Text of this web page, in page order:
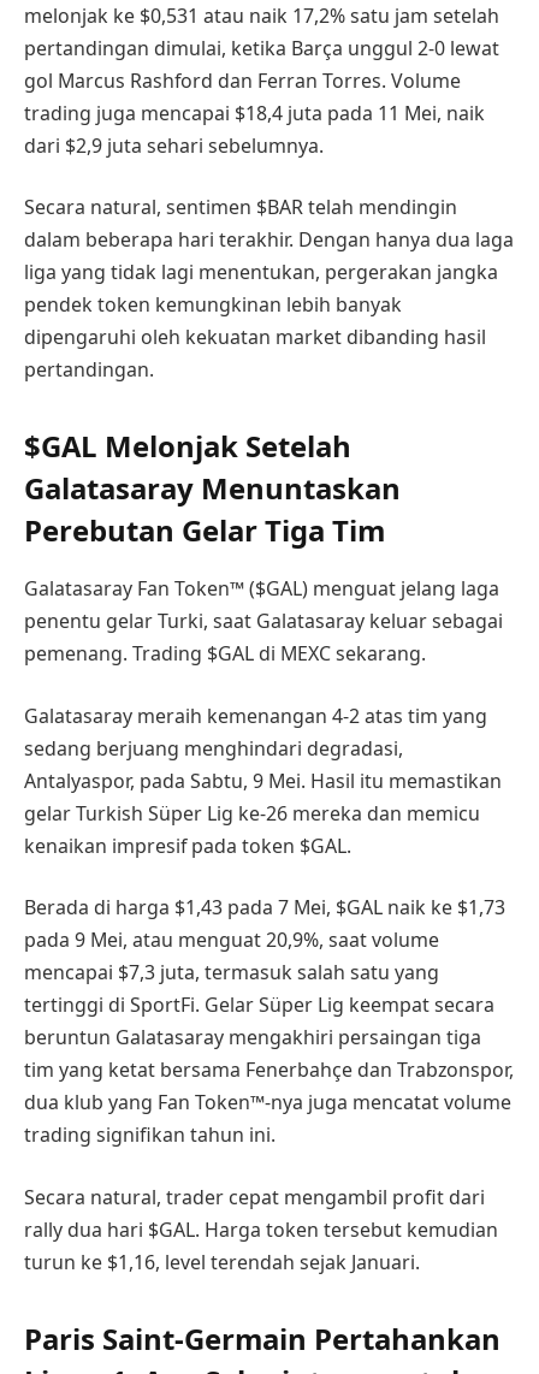
melonjak ke $0,531 atau naik 17,2% satu jam setelah
pertandingan dimulai, ketika Barça unggul 2-0 lewat
gol Marcus Rashford dan Ferran Torres. Volume
trading juga mencapai $18,4 juta pada 11 Mei, naik
dari $2,9 juta sehari sebelumnya.
Secara natural, sentimen $BAR telah mendingin
dalam beberapa hari terakhir. Dengan hanya dua laga
liga yang tidak lagi menentukan, pergerakan jangka
pendek token kemungkinan lebih banyak
dipengaruhi oleh kekuatan market dibanding hasil
pertandingan.
$GAL Melonjak Setelah
Galatasaray Menuntaskan
Perebutan Gelar Tiga Tim
Galatasaray Fan Token™ ($GAL) menguat jelang laga
penentu gelar Turki, saat Galatasaray keluar sebagai
pemenang. Trading $GAL di MEXC sekarang.
Galatasaray meraih kemenangan 4-2 atas tim yang
sedang berjuang menghindari degradasi,
Antalyaspor, pada Sabtu, 9 Mei. Hasil itu memastikan
gelar Turkish Süper Lig ke-26 mereka dan memicu
kenaikan impresif pada token $GAL.
Berada di harga $1,43 pada 7 Mei, $GAL naik ke $1,73
pada 9 Mei, atau menguat 20,9%, saat volume
mencapai $7,3 juta, termasuk salah satu yang
tertinggi di SportFi. Gelar Süper Lig keempat secara
beruntun Galatasaray mengakhiri persaingan tiga
tim yang ketat bersama Fenerbahçe dan Trabzonspor,
dua klub yang Fan Token™-nya juga mencatat volume
trading signifikan tahun ini.
Secara natural, trader cepat mengambil profit dari
rally dua hari $GAL. Harga token tersebut kemudian
turun ke $1,16, level terendah sejak Januari.
Paris Saint-Germain Pertahankan